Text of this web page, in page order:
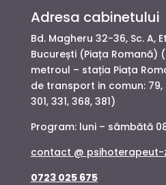
Adresa cabinetului
Bd. Magheru 32-36, Sc. A,
București (Piața Romană)
metroul – stația Piața
de transport in comun: 79,
301, 331, 368, 381)
Program: luni – sâmbătă
contact @
0723 025 675